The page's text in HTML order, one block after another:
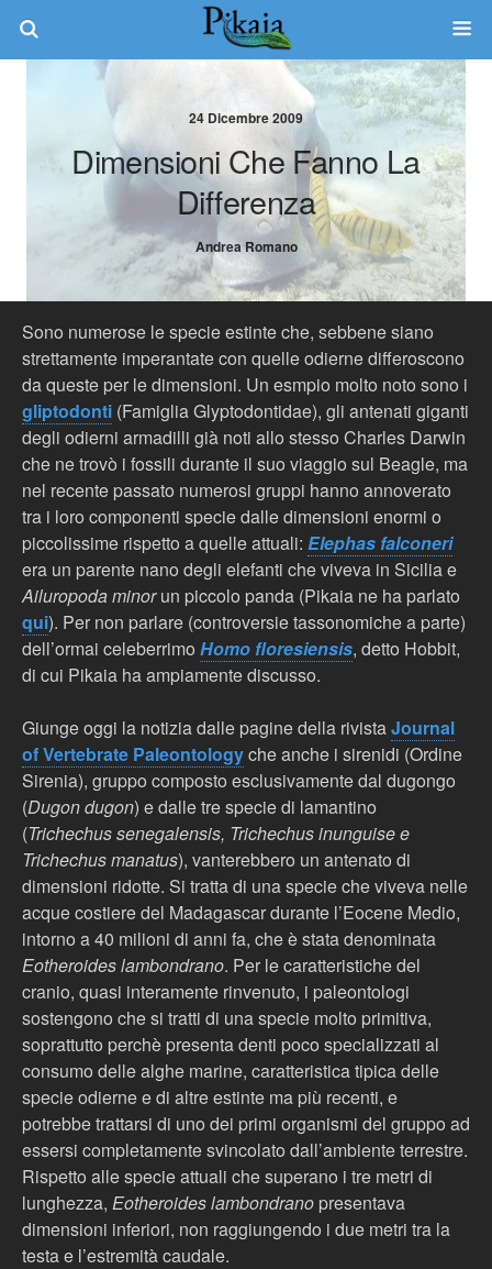
24 Dicembre 2009
Dimensioni Che Fanno La
Differenza
Andrea Romano
Sono numerose le specie estinte che, sebbene siano
strettamente imperantate con quelle odierne differoscono
da queste per le dimensioni. Un esmpio molto noto sono i
gliptodonti (Famiglia Glyptodontidae), gli antenati giganti
degli odierni armadilli già noti allo stesso Charles Darwin
che ne trovò i fossili durante il suo viaggio sul Beagle, ma
nel recente passato numerosi gruppi hanno annoverato
tra i loro componenti specie dalle dimensioni enormi o
piccolissime rispetto a quelle attuali: Elephas falconeri
era un parente nano degli elefanti che viveva in Sicilia e
Ailuropoda minorun piccolo panda (Pikaia ne ha parlato
qui). Per non parlare (controversie tassonomiche a parte)
dell’ormai celeberrimo Homo floresiensis, detto Hobbit,
di cui Pikaia ha ampiamente discusso.
Giunge oggi la notizia dalle pagine della rivistaJournal
of Vertebrate Paleontologyche anche i sirenidi (Ordine
Sirenia), gruppo composto esclusivamente dal dugongo
(Dugon dugon) e dalle tre specie di lamantino
(Trichechus senegalensis, Trichechus inunguise e
Trichechus manatus), vanterebbero un antenato di
dimensioni ridotte. Si tratta di una specie che viveva nelle
acque costiere del Madagascar durante l’Eocene Medio,
intorno a 40 milioni di anni fa, che è stata denominata
Eotheroides lambondrano. Per le caratteristiche del
cranio, quasi interamente rinvenuto, i paleontologi
sostengono che si tratti di una specie molto primitiva,
soprattutto perchè presenta denti poco specializzati al
consumo delle alghe marine, caratteristica tipica delle
specie odierne e di altre estinte ma più recenti, e
potrebbe trattarsi di uno dei primi organismi del gruppo ad
essersi completamente svincolato dall’ambiente terrestre.
Rispetto alle specie attuali che superano i tre metri di
lunghezza, Eotheroides lambondrano presentava
dimensioni inferiori, non raggiungendo i due metri tra la
testa e l’estremità caudale.